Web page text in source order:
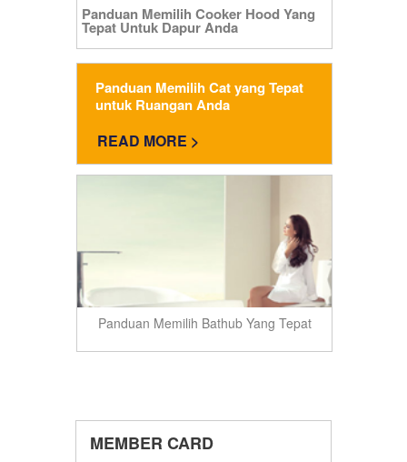
Panduan Memilih Cooker Hood Yang
Tepat Untuk Dapur Anda
Panduan Memilih Cat yang Tepat
untuk Ruangan Anda
READ MORE >
Panduan Memilih Bathub Yang Tepat
MEMBER CARD